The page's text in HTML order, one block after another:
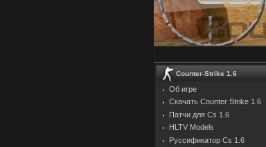
Counter-Strike 1.6
Об игре
Скачать Counter Strike 1.6
Патчи для Cs 1.6
HLTV Models
Руссификатор Cs 1.6